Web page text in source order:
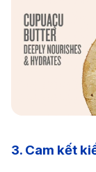
3. Cam kết